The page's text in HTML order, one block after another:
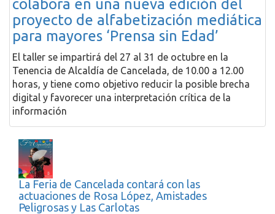
colabora en una nueva edición del
proyecto de alfabetización mediática
para mayores ‘Prensa sin Edad’
El taller se impartirá del 27 al 31 de octubre en la
Tenencia de Alcaldía de Cancelada, de 10.00 a 12.00
horas, y tiene como objetivo reducir la posible brecha
digital y favorecer una interpretación crítica de la
información
La Feria de Cancelada contará con las
actuaciones de Rosa López, Amistades
Peligrosas y Las Carlotas